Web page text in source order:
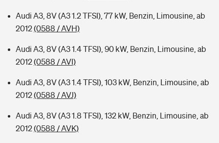
Audi A3, 8V (A3 1.2 TFSI), 77 kW, Benzin, Limousine, ab
2012(0588 / AVH)
Audi A3, 8V (A3 1.4 TFSI), 90 kW, Benzin, Limousine, ab
2012(0588 / AVI)
Audi A3, 8V (A3 1.4 TFSI), 103 kW, Benzin, Limousine, ab
2012(0588 / AVJ)
Audi A3, 8V (A3 1.8 TFSI), 132 kW, Benzin, Limousine, ab
2012(0588 / AVK)